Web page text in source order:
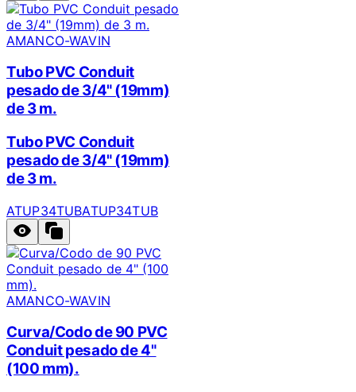
AMANCO-WAVIN
Tubo PVC Conduit
pesado de 3/4" (19mm)
de 3 m.
Tubo PVC Conduit
pesado de 3/4" (19mm)
de 3 m.
ATUP34TUBATUP34TUB
AMANCO-WAVIN
Curva/Codo de 90 PVC
Conduit pesado de 4"
(100 mm).